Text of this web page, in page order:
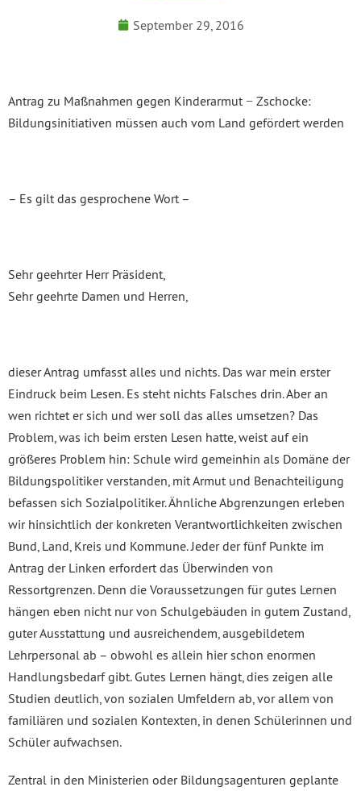
September 29, 2016
Antrag zu Maßnahmen gegen Kinderarmut − Zschocke:
Bildungsinitiativen müssen auch vom Land gefördert werden
– Es gilt das gesprochene Wort –
Sehr geehrter Herr Präsident,
Sehr geehrte Damen und Herren,
dieser Antrag umfasst alles und nichts. Das war mein erster
Eindruck beim Lesen. Es steht nichts Falsches drin. Aber an
wen richtet er sich und wer soll das alles umsetzen? Das
Problem, was ich beim ersten Lesen hatte, weist auf ein
größeres Problem hin: Schule wird gemeinhin als Domäne der
Bildungspolitiker verstanden, mit Armut und Benachteiligung
befassen sich Sozialpolitiker. Ähnliche Abgrenzungen erleben
wir hinsichtlich der konkreten Verantwortlichkeiten zwischen
Bund, Land, Kreis und Kommune. Jeder der fünf Punkte im
Antrag der Linken erfordert das Überwinden von
Ressortgrenzen. Denn die Voraussetzungen für gutes Lernen
hängen eben nicht nur von Schulgebäuden in gutem Zustand,
guter Ausstattung und ausreichendem, ausgebildetem
Lehrpersonal ab – obwohl es allein hier schon enormen
Handlungsbedarf gibt. Gutes Lernen hängt, dies zeigen alle
Studien deutlich, von sozialen Umfeldern ab, vor allem von
familiären und sozialen Kontexten, in denen Schülerinnen und
Schüler aufwachsen.
Zentral in den Ministerien oder Bildungsagenturen geplante